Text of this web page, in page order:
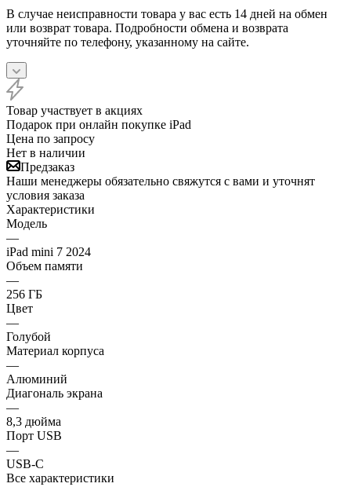
В случае неисправности товара у вас есть 14 дней на обмен
или возврат товара. Подробности обмена и возврата
уточняйте по телефону, указанному на сайте.
Товар участвует в акциях
Подарок при онлайн покупке iPad
Цена по запросу
Нет в наличии
Предзаказ
Наши менеджеры обязательно свяжутся с вами и уточнят
условия заказа
Характеристики
Модель
—
iPad mini 7 2024
Объем памяти
—
256 ГБ
Цвет
—
Голубой
Материал корпуса
—
Алюминий
Диагональ экрана
—
8,3 дюйма
Порт USB
—
USB-C
Все характеристики